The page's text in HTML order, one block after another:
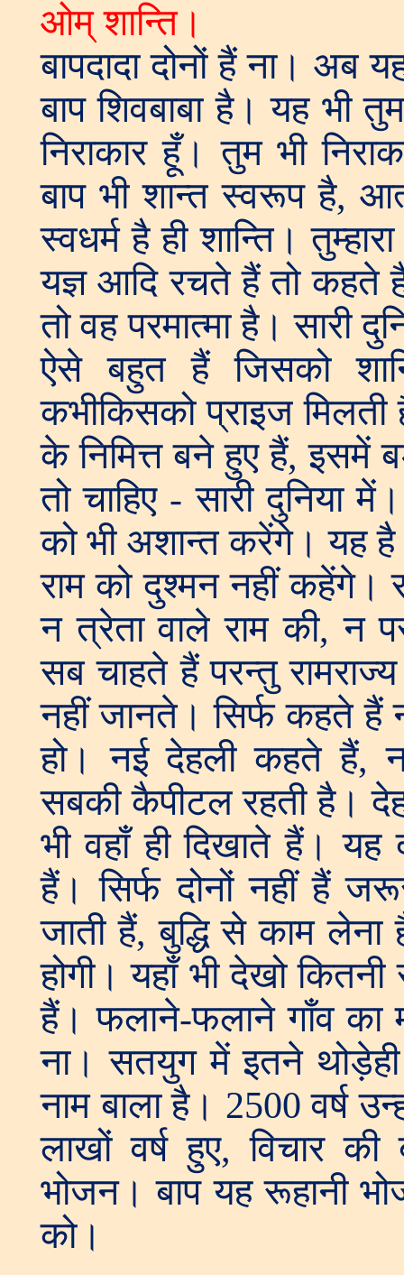
ओम् शान्ति।
बापदादा दोनों हैं ना।
बाप शिवबाबा है। यह भी
निराकार हूँ। तुम भी
बाप भी शान्त स्वरूप है,
स्वधर्म है ही शान्ति।
यज्ञ आदि रचते हैं तो कहते हैं
तो वह परमात्मा है। सारी
ऐसे बहुत हैं जिसको
कभीकिसको प्राइज
के निमित्त बने हुए हैं, इसमें
तो चाहिए - सारी दुनिया
को भी अशान्त करेंगे। यह है
राम को दुश्मन नहीं कहेंगे।
न त्रेता वाले राम की, न
सब चाहते हैं परन्तु
नहीं जानते। सिर्फ कहते हैं
हो। नई देहली कहते हैं,
सबकी कैपीटल रहती है।
भी वहाँ ही दिखाते हैं। यह
हैं। सिर्फ दोनों नहीं हैं
जाती हैं, बुद्धि से काम
होगी। यहाँ भी देखो कितनी
हैं। फलाने-फलाने गाँव का
ना। सतयुग में इतने थोड़ेही
नाम बाला है। 2500 वर्ष
लाखों वर्ष हुए, विचार
भोजन। बाप यह रूहानी
को।